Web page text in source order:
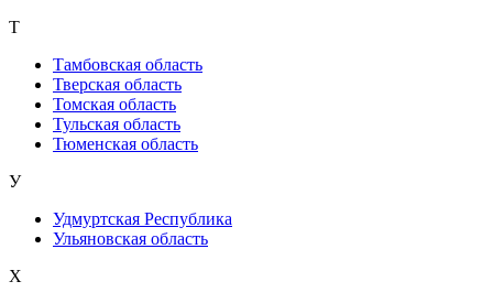
Т
Тамбовская область
Тверская область
Томская область
Тульская область
Тюменская область
У
Удмуртская Республика
Ульяновская область
Х